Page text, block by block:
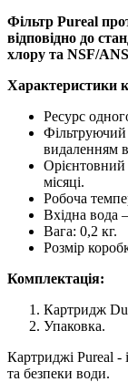
Фільтр Pureal
відповідно до
хлору та NSF/
Характеристики
Ресурс
Фільтруючий
видаленням
Орієнтовний
місяці.
Робоча
Вхідна вода
Вага: 0,2 кг.
Розмір
Комплектація:
Картридж
Упаковка.
Картриджі Pureal -
та безпеки води.